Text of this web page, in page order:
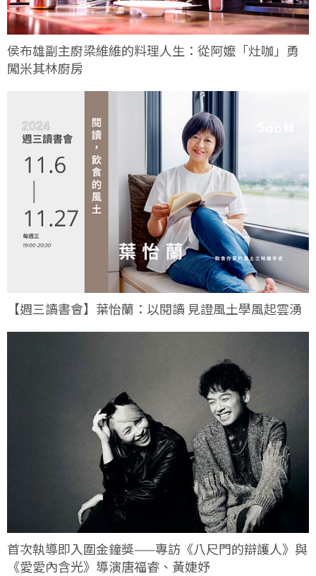
侯布雄副主廚梁維維的料理人生：從阿嬤「灶咖」勇
闖米其林廚房
【週三讀書會】葉怡蘭：以閱讀 見證風土學風起雲湧
首次執導即入圍金鐘獎——專訪《八尺門的辯護人》與
《愛愛內含光》導演唐福睿、黃婕妤